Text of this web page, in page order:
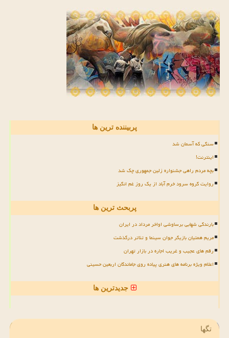
پربیننده ترین ها
سنگی که آسمان شد
اینترنت!
بچه مردم راهی جشنواره زلین جمهوری چک شد
روایت گروه سرود خرم آباد از یک روز غم انگیز
پربحث ترین ها
بارندگی شهابی برساوشی اواخر مرداد در ایران
مریم همتیان بازیگر جوان سینما و تئاتر درگذشت
رقم های عجیب و غریب اجاره در بازار تهران
اعلام ویژه برنامه های هنری پیاده روی جاماندگان اربعین حسینی
جدیدترین ها
تگها